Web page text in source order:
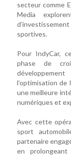
secteur comme
Media
sportives.
Pour IndyCar,
phase de
l’optimisation
une meilleure
numériques et
Avec cette
sport
partenaire
en